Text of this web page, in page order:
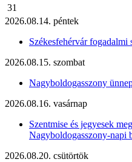
31
2026.08.14. péntek
Székesfehérvár fogadalmi
2026.08.15. szombat
Nagyboldogasszony
2026.08.16. vasárnap
Szentmise és jegyesek
Nagyboldogasszony-napi
2026.08.20. csütörtök